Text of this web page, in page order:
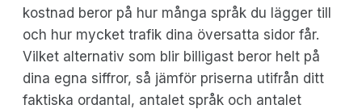
kostnad beror på hur många språk du lägger till
och hur mycket trafik dina översatta sidor får.
Vilket alternativ som blir billigast beror helt på
dina egna siffror, så jämför priserna utifrån ditt
faktiska ordantal, antalet språk och antalet